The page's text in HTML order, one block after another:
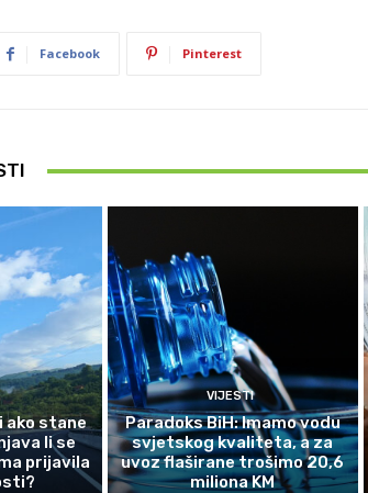
Facebook Pinterest
ako stane
li se
prijavila
VIJESTI
Paradoks BiH: Imamo vodu
svjetskog kvaliteta, a za
uvoz flaširane trošimo 20,6
miliona KM